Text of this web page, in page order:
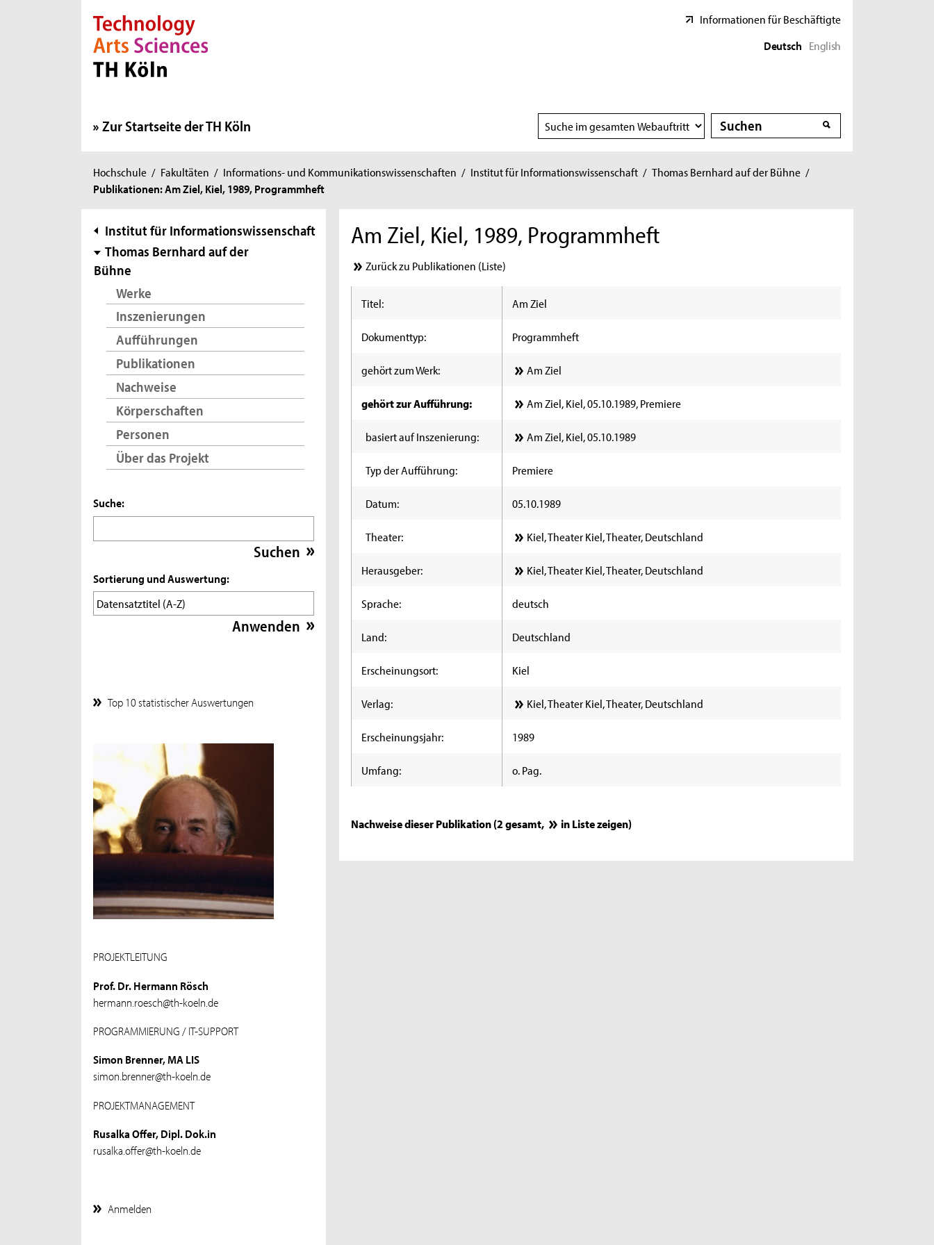
Direkt zur Hauptnavigation
Direkt zur Subnavigation
Direkt zum Inhalt
Direkt zum Fußbereich
Informationen für Beschäftigte
Deutsch English
Zur Startseite der TH Köln
Suchbereich
wählen
Suche
Suche
Sie
sind
Hochschule / Fakultäten / Informations- und Kommunikationswissenschaften / Institut für Informationswissenschaft / Thomas Bernhard auf der Bühne /
Publikationen: Am Ziel, Kiel, 1989, Programmheft
Subnavigation
Institut für Informationswissenschaft
Thomas Bernhard auf der
Bühne
Werke
Inszenierungen
Aufführungen
Publikationen
Nachweise
Körperschaften
Personen
Über das Projekt
Suche:
Sortierung und Auswertung:
Top 10 statistischer Auswertungen
PROJEKTLEITUNG
Prof. Dr. Hermann Rösch
hermann.roesch@th-koeln.de
PROGRAMMIERUNG / IT-SUPPORT
Simon Brenner, MA LIS
simon.brenner@th-koeln.de
PROJEKTMANAGEMENT
Rusalka Offer, Dipl. Dok.in
rusalka.offer@th-koeln.de
Anmelden
Am Ziel, Kiel, 1989, Programmheft
Zurück zu Publikationen (Liste)
Titel: Am Ziel
Dokumenttyp: Programmheft
gehört zum Werk: Am Ziel
gehört zur Aufführung: Am Ziel, Kiel, 05.10.1989, Premiere
basiert auf Inszenierung: Am Ziel, Kiel, 05.10.1989
Typ der Aufführung: Premiere
Datum: 05.10.1989
Theater: Kiel, Theater Kiel, Theater, Deutschland
Herausgeber: Kiel, Theater Kiel, Theater, Deutschland
Sprache: deutsch
Land: Deutschland
Erscheinungsort: Kiel
Verlag: Kiel, Theater Kiel, Theater, Deutschland
Erscheinungsjahr: 1989
Umfang: o. Pag.
Nachweise dieser Publikation (2 gesamt, in Liste zeigen)